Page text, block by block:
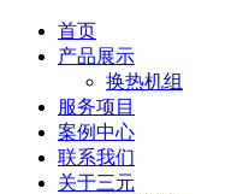
首页
产品展示
换热机组
服务项目
案例中心
联系我们
关于三元